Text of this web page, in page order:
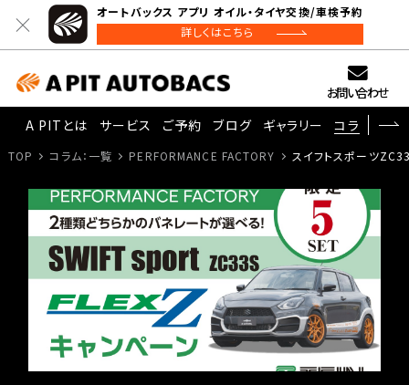
オートバックス アプリ オイル・タイヤ交換/車検予約
詳しくはこちら
お問い合わせ
A PITとは
サービス ご予約 ブログ ギャラリー コラム
TOP コラム：一覧 PERFORMANCE FACTORY スイフトスポーツ